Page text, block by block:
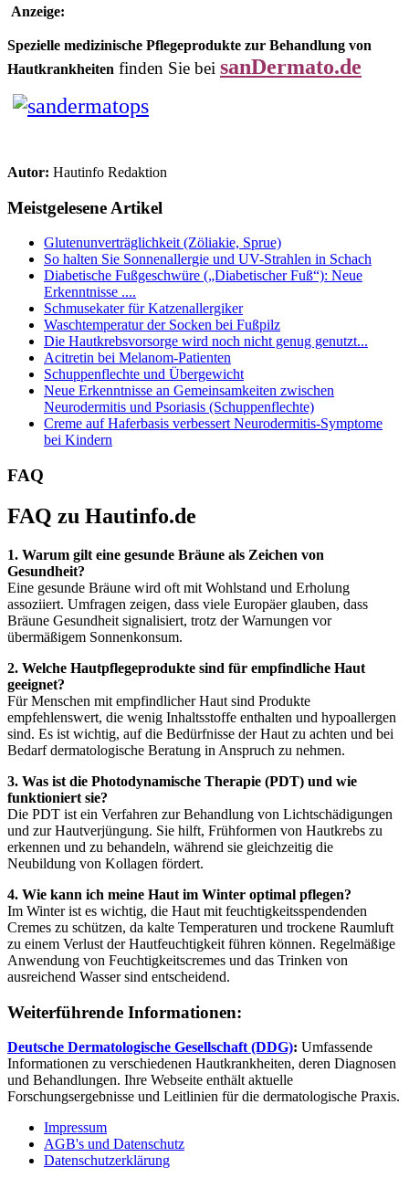
Anzeige:
Spezielle medizinische Pflegeprodukte zur Behandlung von
Hautkrankheiten finden Sie bei sanDermato.de
Autor: Hautinfo Redaktion
Meistgelesene Artikel
Glutenunverträglichkeit (Zöliakie, Sprue)
So halten Sie Sonnenallergie und UV-Strahlen in Schach
Diabetische Fußgeschwüre („Diabetischer Fuß“): Neue
Erkenntnisse ....
Schmusekater für Katzenallergiker
Waschtemperatur der Socken bei Fußpilz
Die Hautkrebsvorsorge wird noch nicht genug genutzt...
Acitretin bei Melanom-Patienten
Schuppenflechte und Übergewicht
Neue Erkenntnisse an Gemeinsamkeiten zwischen
Neurodermitis und Psoriasis (Schuppenflechte)
Creme auf Haferbasis verbessert Neurodermitis-Symptome
bei Kindern
FAQ
FAQ zu Hautinfo.de
1. Warum gilt eine gesunde Bräune als Zeichen von
Gesundheit?
Eine gesunde Bräune wird oft mit Wohlstand und Erholung
assoziiert. Umfragen zeigen, dass viele Europäer glauben, dass
Bräune Gesundheit signalisiert, trotz der Warnungen vor
übermäßigem Sonnenkonsum.
2. Welche Hautpflegeprodukte sind für empfindliche Haut
geeignet?
Für Menschen mit empfindlicher Haut sind Produkte
empfehlenswert, die wenig Inhaltsstoffe enthalten und hypoallergen
sind. Es ist wichtig, auf die Bedürfnisse der Haut zu achten und bei
Bedarf dermatologische Beratung in Anspruch zu nehmen.
3. Was ist die Photodynamische Therapie (PDT) und wie
funktioniert sie?
Die PDT ist ein Verfahren zur Behandlung von Lichtschädigungen
und zur Hautverjüngung. Sie hilft, Frühformen von Hautkrebs zu
erkennen und zu behandeln, während sie gleichzeitig die
Neubildung von Kollagen fördert.
4. Wie kann ich meine Haut im Winter optimal pflegen?
Im Winter ist es wichtig, die Haut mit feuchtigkeitsspendenden
Cremes zu schützen, da kalte Temperaturen und trockene Raumluft
zu einem Verlust der Hautfeuchtigkeit führen können. Regelmäßige
Anwendung von Feuchtigkeitscremes und das Trinken von
ausreichend Wasser sind entscheidend.
Weiterführende Informationen:
Deutsche Dermatologische Gesellschaft (DDG): Umfassende
Informationen zu verschiedenen Hautkrankheiten, deren Diagnosen
und Behandlungen. Ihre Webseite enthält aktuelle
Forschungsergebnisse und Leitlinien für die dermatologische Praxis.
Impressum
AGB's und Datenschutz
Datenschutzerklärung